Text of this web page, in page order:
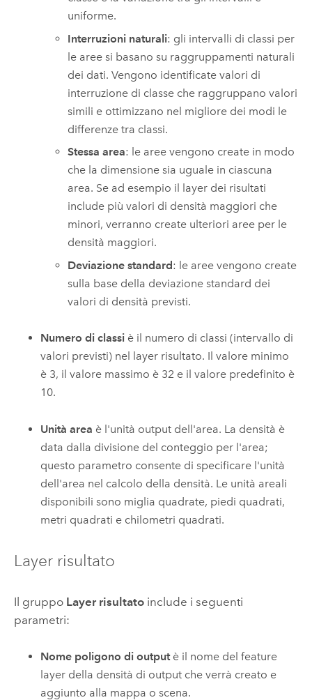
uniforme.
Interruzioni naturali: gli intervalli di classi per
le aree si basano su raggruppamenti naturali
dei dati. Vengono identificate valori di
interruzione di classe che raggruppano valori
simili e ottimizzano nel migliore dei modi le
differenze tra classi.
Stessa area: le aree vengono create in modo
che la dimensione sia uguale in ciascuna
area. Se ad esempio il layer dei risultati
include più valori di densità maggiori che
minori, verranno create ulteriori aree per le
densità maggiori.
Deviazione standard: le aree vengono create
sulla base della deviazione standard dei
valori di densità previsti.
Numero di classi è il numero di classi (intervallo di
valori previsti) nel layer risultato. Il valore minimo
è 3, il valore massimo è 32 e il valore predefinito è
10.
Unità area è l'unità output dell'area. La densità è
data dalla divisione del conteggio per l'area;
questo parametro consente di specificare l'unità
dell'area nel calcolo della densità. Le unità areali
disponibili sono miglia quadrate, piedi quadrati,
metri quadrati e chilometri quadrati.
Layer risultato
Il gruppo Layer risultatoinclude i seguenti
parametri:
Nome poligono di outputè il nome del feature
layer della densità di output che verrà creato e
aggiunto alla mappa o scena.